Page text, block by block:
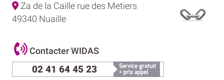
Za de la Caille rue des Metiers
49340 Nuaille
Contacter WIDAS
02 41 64 45 23